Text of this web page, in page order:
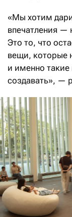
«Мы хотим
впечатления —
Это то, что
вещи, которые
и именно
создавать», —